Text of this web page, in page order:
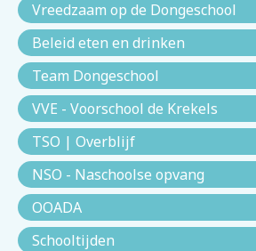
Vreedzaam op de Dongeschool
Beleid eten en drinken
Team Dongeschool
VVE - Voorschool de Krekels
TSO | Overblijf
NSO - Naschoolse opvang
OOADA
Schooltijden